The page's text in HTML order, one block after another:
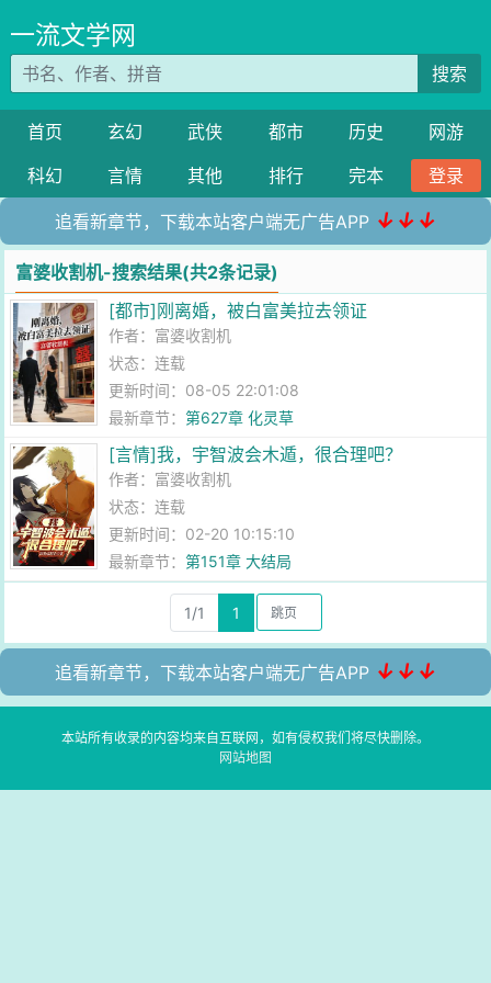
一流文学网
搜索
首页 玄幻 武侠 都市 历史
网游
科幻
言情 其他 排行 完本 登录
追看新章节，下载本站客户端无广告APP ↓↓↓
富婆收割机-搜索结果(共2条记录)
[都市]刚离婚，被白富美拉去领证
作者： 富婆收割机
状态：连载
更新时间：08-05 22:01:08
最新章节：第627章 化灵草
[言情]我，宇智波会木遁，很合理吧？
作者： 富婆收割机
状态：连载
更新时间：02-20 10:15:10
最新章节：第151章 大结局
1/1 1
追看新章节，下载本站客户端无广告APP ↓↓↓
本站所有收录的内容均来自互联网，如有侵权我们将尽快删除。
网站地图